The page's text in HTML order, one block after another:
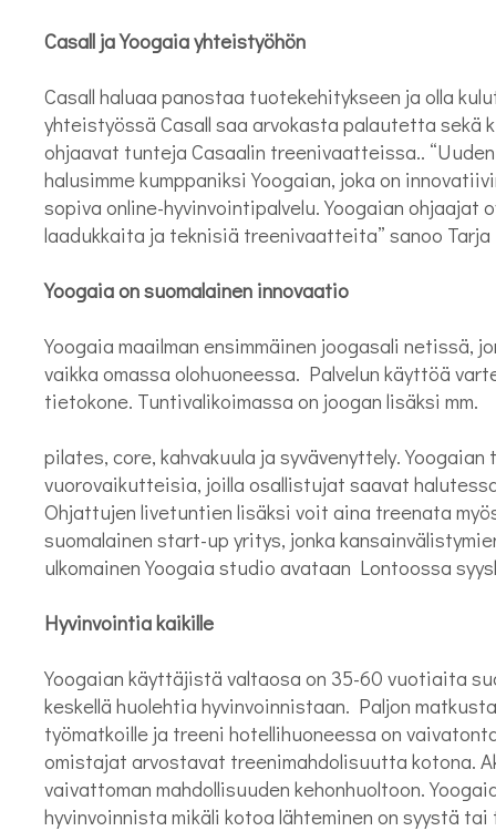
Casall ja Yoogaia yhteistyöhön
Casall haluaa panostaa tuotekehitykseen ja olla
yhteistyössä Casall saa arvokasta palautetta
ohjaavat tunteja Casaalin treenivaatteissa..
halusimme kumppaniksi Yoogaian, joka on
sopiva online-hyvinvointipalvelu. Yoogaian
laadukkaita ja teknisiä treenivaatteita” sanoo Tarja
Yoogaia on suomalainen innovaatio
Yoogaia maailman ensimmäinen joogasali netissä,
vaikka omassa olohuoneessa. Palvelun käyttöä
tietokone. Tuntivalikoimassa on joogan lisäksi mm.
pilates, core, kahvakuula ja syvävenyttely.
vuorovaikutteisia, joilla osallistujat saavat
Ohjattujen livetuntien lisäksi voit aina treenata
suomalainen start-up yritys, jonka
ulkomainen Yoogaia studio avataan Lontoossa
Hyvinvointia kaikille
Yoogaian käyttäjistä valtaosa on 35-60 vuotiaita
keskellä huolehtia hyvinvoinnistaan. Paljon
työmatkoille ja treeni hotellihuoneessa on
omistajat arvostavat treenimahdolisuutta kotona.
vaivattoman mahdollisuuden kehonhuoltoon.
hyvinvoinnista mikäli kotoa lähteminen on syystä